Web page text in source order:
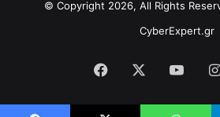
© Copyright 2026, All Rights
CyberExpert.gr
Facebook